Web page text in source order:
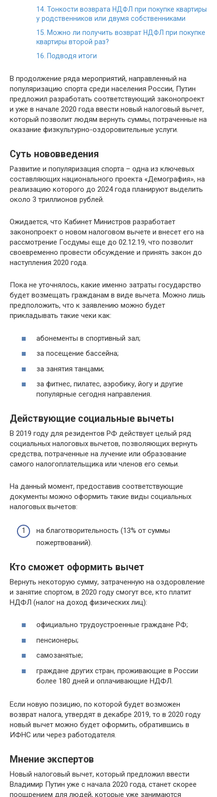
Тонкости возврата НДФЛ при покупке квартиры
у родственников или двумя собственниками
Можно ли получить возврат НДФЛ при покупке
квартиры второй раз?
Подводя итоги
В продолжение ряда мероприятий, направленный на
популяризацию спорта среди населения России, Путин
предложил разработать соответствующий законопроект
и уже в начале 2020 года ввести новый налоговый вычет,
который позволит людям вернуть суммы, потраченные на
оказание физкультурно-оздоровительные услуги.
Суть нововведения
Развитие и популяризация спорта – одна из ключевых
составляющих национального проекта «Демография», на
реализацию которого до 2024 года планируют выделить
около 3 триллионов рублей.
Ожидается, что Кабинет Министров разработает
законопроект о новом налоговом вычете и внесет его на
рассмотрение Госдумы еще до 02.12.19, что позволит
своевременно провести обсуждение и принять закон до
наступления 2020 года.
Пока не уточнялось, какие именно затраты государство
будет возмещать гражданам в виде вычета. Можно лишь
предположить, что к заявлению можно будет
прикладывать такие чеки как:
абонементы в спортивный зал;
за посещение бассейна;
за занятия танцами;
за фитнес, пилатес, аэробику, йогу и другие
популярные сегодня направления.
Действующие социальные вычеты
В 2019 году для резидентов РФ действует целый ряд
социальных налоговых вычетов, позволяющих вернуть
средства, потраченные на лучение или образование
самого налогоплательщика или членов его семьи.
На данный момент, предоставив соответствующие
документы можно оформить такие виды социальных
налоговых вычетов:
на благотворительность (13% от суммы
пожертвований).
Кто сможет оформить вычет
Вернуть некоторую сумму, затраченную на оздоровление
и занятие спортом, в 2020 году смогут все, кто платит
НДФЛ (налог на доход физических лиц):
официально трудоустроенные граждане РФ;
пенсионеры;
самозанятые;
граждане других стран, проживающие в России
более 180 дней и оплачивающие НДФЛ.
Если новую позицию, по которой будет возможен
возврат налога, утвердят в декабре 2019, то в 2020 году
новый вычет можно будет оформить, обратившись в
ИФНС или через работодателя.
Мнение экспертов
Новый налоговый вычет, который предложил ввести
Владимир Путин уже с начала 2020 года, станет скорее
поощрением для людей, которые уже занимаются